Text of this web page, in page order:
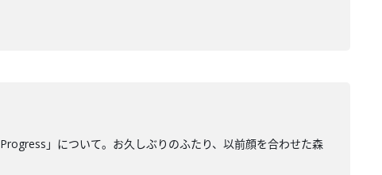
」について。お久しぶりのふたり、以前顔を合わせた森